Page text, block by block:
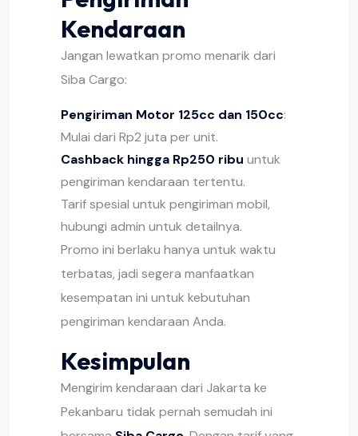
Kendaraan
Jangan lewatkan promo menarik dari
Siba Cargo:
Pengiriman Motor 125cc dan 150cc:
Mulai dari Rp2 juta per unit.
Cashback hingga Rp250 ribu untuk
pengiriman kendaraan tertentu.
Tarif spesial untuk pengiriman mobil,
hubungi admin untuk detailnya.
Promo ini berlaku hanya untuk waktu
terbatas, jadi segera manfaatkan
kesempatan ini untuk kebutuhan
pengiriman kendaraan Anda.
Kesimpulan
Mengirim kendaraan dari Jakarta ke
Pekanbaru tidak pernah semudah ini